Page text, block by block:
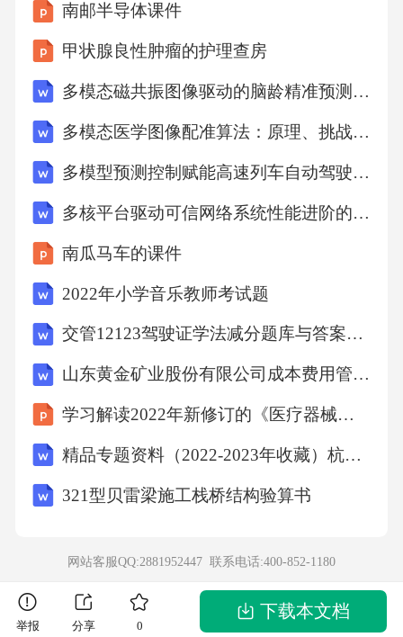
南邮半导体课件
甲状腺良性肿瘤的护理查房
多模态磁共振图像驱动的脑龄精准预测模型构建与应用研究
多模态医学图像配准算法：原理、挑战与前沿应用
多模型预测控制赋能高速列车自动驾驶：理论、实践与突破
多核平台驱动可信网络系统性能进阶的策略与实践
南瓜马车的课件
2022年小学音乐教师考试题
交管12123驾驶证学法减分题库与答案（通用版）
山东黄金矿业股份有限公司成本费用管理制度
学习解读2022年新修订的《医疗器械经营监督管理办法》辅导课件PPT
精品专题资料（2022-2023年收藏）杭州城规划设计收费标准杭州规划局
321型贝雷梁施工栈桥结构验算书
网站客服QQ:2881952447 联系电话:400-852-1180
举报 分享 0
下载本文档